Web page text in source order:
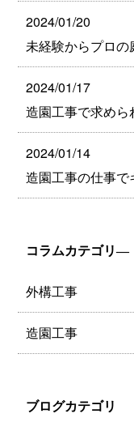
2024/01/20
未経験からプロ
2024/01/17
造園工事で求め
2024/01/14
造園工事の仕事
コラムカテゴリ―
外構工事
造園工事
ブログカテゴリ